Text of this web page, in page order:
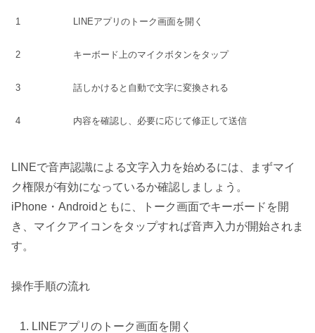
1 LINEアプリのトーク画面を開く
2 キーボード上のマイクボタンをタップ
3 話しかけると自動で文字に変換される
4 内容を確認し、必要に応じて修正して送信
LINEで音声認識による文字入力を始めるには、まずマイ
ク権限が有効になっているか確認しましょう。
iPhone・Androidともに、トーク画面でキーボードを開
き、マイクアイコンをタップすれば音声入力が開始されま
す。
操作手順の流れ
LINEアプリのトーク画面を開く